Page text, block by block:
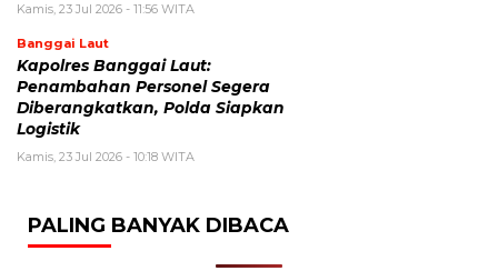
Kamis, 23 Jul 2026 - 11:56 WITA
Banggai Laut
Kapolres Banggai Laut:
Penambahan Personel Segera
Diberangkatkan, Polda Siapkan
Logistik
Kamis, 23 Jul 2026 - 10:18 WITA
PALING BANYAK DIBACA